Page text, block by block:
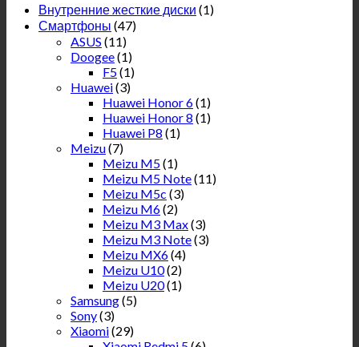
Внутренние жесткие диски (1)
Смартфоны (47)
ASUS (11)
Doogee(1)
F5(1)
Huawei(3)
Huawei Honor 6(1)
Huawei Honor 8 (1)
Huawei P8 (1)
Meizu(7)
Meizu M5(1)
Meizu M5 Note(11)
Meizu M5c (3)
Meizu M6(2)
Meizu M3 Max(3)
Meizu M3 Note(3)
Meizu MX6(4)
Meizu U10(2)
Meizu U20(1)
Samsung(5)
Sony(3)
Xiaomi(29)